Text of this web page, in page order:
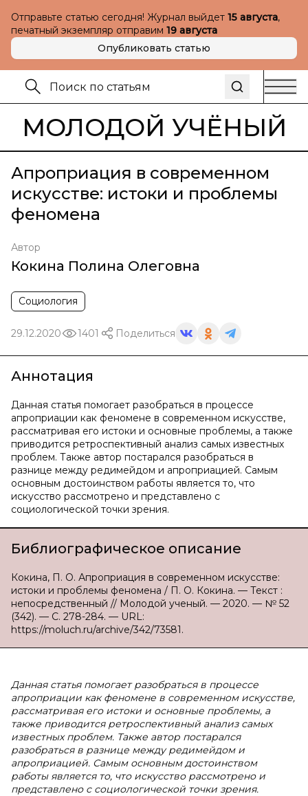
Отправьте статью сегодня! Журнал выйдет 15 августа,
печатный экземпляр отправим 19 августа
Опубликовать статью
МОЛОДОЙ УЧЁНЫЙ
Апроприация в современном
искусстве: истоки и проблемы
феномена
Автор
Кокина Полина Олеговна
Социология
29.12.2020 1401 Поделиться
Аннотация
Данная статья помогает разобраться в процессе
апроприации как феномене в современном искусстве,
рассматривая его истоки и основные проблемы, а также
приводится ретроспективный анализ самых известных
проблем. Также автор постарался разобраться в
разнице между редимейдом и апроприацией. Самым
основным достоинством работы является то, что
искусство рассмотрено и представлено с
социологической точки зрения.
Библиографическое описание
Кокина, П. О. Апроприация в современном искусстве:
истоки и проблемы феномена / П. О. Кокина. — Текст :
непосредственный // Молодой ученый. — 2020. — № 52
(342). — С. 278-284. — URL:
https://moluch.ru/archive/342/73581.
Данная статья помогает разобраться в процессе
апроприации как феномене в современном искусстве,
рассматривая его истоки и основные проблемы, а
также приводится ретроспективный анализ самых
известных проблем. Также автор постарался
разобраться в разнице между редимейдом и
апроприацией. Самым основным достоинством
работы является то, что искусство рассмотрено и
представлено с социологической точки зрения.